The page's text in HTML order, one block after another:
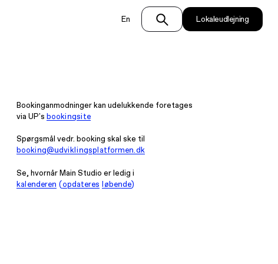
En Lokaleudlejning
Bookinganmodninger kan udelukkende foretages
via UP'sbookingsite
Spørgsmål vedr. booking skal ske til
booking@udviklingsplatformen.dk
Se, hvornår Main Studio er ledig i
kalenderen (opdateres løbende)